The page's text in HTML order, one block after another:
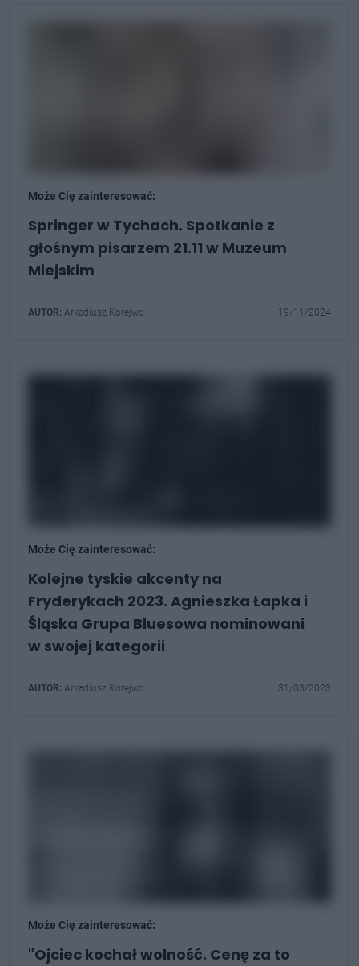
Może Cię zainteresować:
Springer w Tychach. Spotkanie z
głośnym pisarzem 21.11 w Muzeum
Miejskim
AUTOR: Arkadiusz Korejwo 19/11/2024
Może Cię zainteresować:
Kolejne tyskie akcenty na
Fryderykach 2023. Agnieszka Łapka i
Śląska Grupa Bluesowa nominowani
w swojej kategorii
AUTOR: Arkadiusz Korejwo 31/03/2023
Może Cię zainteresować:
"Ojciec kochał wolność. Cenę za to